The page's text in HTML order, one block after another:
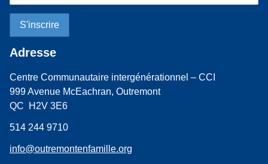
Adresse
Centre Communautaire intergénérationnel – CCI
999 Avenue McEachran, Outremont
QC H2V 3E6
514 244 9710
info@outremontenfamille.org